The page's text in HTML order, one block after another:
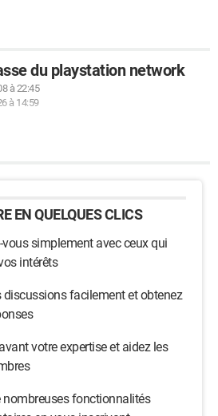
du playstation network
à 22:45
à 14:59
EN QUELQUES CLICS
vous simplement avec ceux qui
intérêts
discussions facilement et obtenez
votre expertise et aidez les
nombreuses fonctionnalités